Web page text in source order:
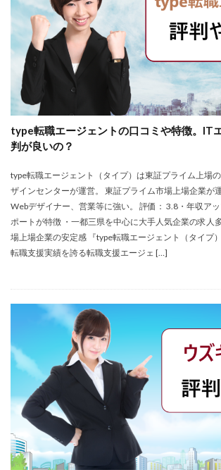
type転職エージェントの口コミや特徴。IT
判が良いの？
type転職エージェント（タイプ）は東証プライム上場
ザインセンターが運営。 東証プライム市場上場企業が
Webデザイナー、営業等に強い。 評価： 3.8・年収ア
ポートが特徴 ・一都三県を中心に大手人気企業の求人
場上場企業の安定感 『type転職エージェント（タイプ
転職支援実績を誇る転職支援エージェ […]